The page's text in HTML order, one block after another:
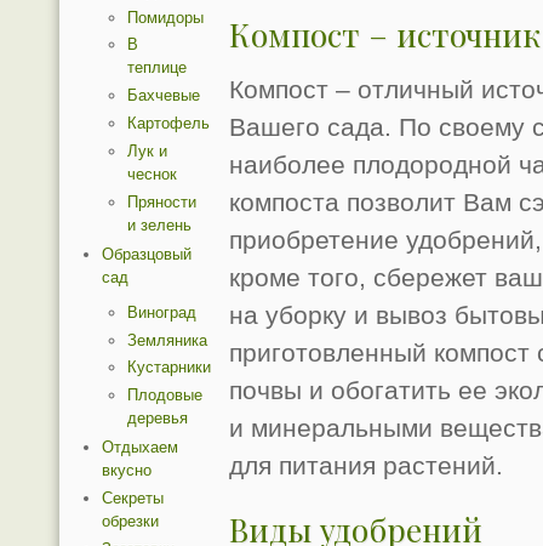
Компост –
Компост – отличный
Вашего сада. По своему
наиболее плодородной
компоста позволит Вам
приобретение
кроме того, сбережет
на уборку и вывоз
приготовленный компост
почвы и обогатить ее
и минеральными
для питания растений.
Виды удобрений
Помидоры
В
теплице
Бахчевые
Картофель
Лук и
чеснок
Пряности
и зелень
Образцовый
сад
Виноград
Земляника
Кустарники
Плодовые
деревья
Отдыхаем
вкусно
Секреты
обрезки